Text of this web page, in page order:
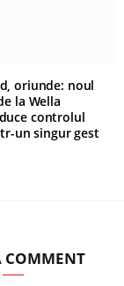
oriunde: noul
la Wella
controlul
un singur gest
COMMENT